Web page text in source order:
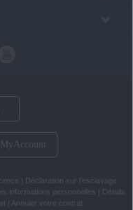
Déclaration sur l’esclavage
informations personnelles
Détails
Annuler votre contrat